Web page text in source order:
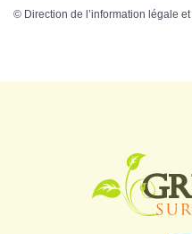
© Direction de l’information légale